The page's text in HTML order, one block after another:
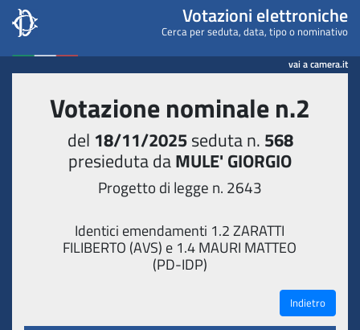
Camera dei deputati -
Votazioni elettroniche
Cerca per seduta, data, tipo o nominativo
vai a camera.it
Votazione nominale n.2
del 18/11/2025seduta n. 568
presieduta daMULE' GIORGIO
Progetto di legge n. 2643
Identici emendamenti 1.2 ZARATTI
FILIBERTO (AVS) e 1.4 MAURI MATTEO
(PD-IDP)
Indietro